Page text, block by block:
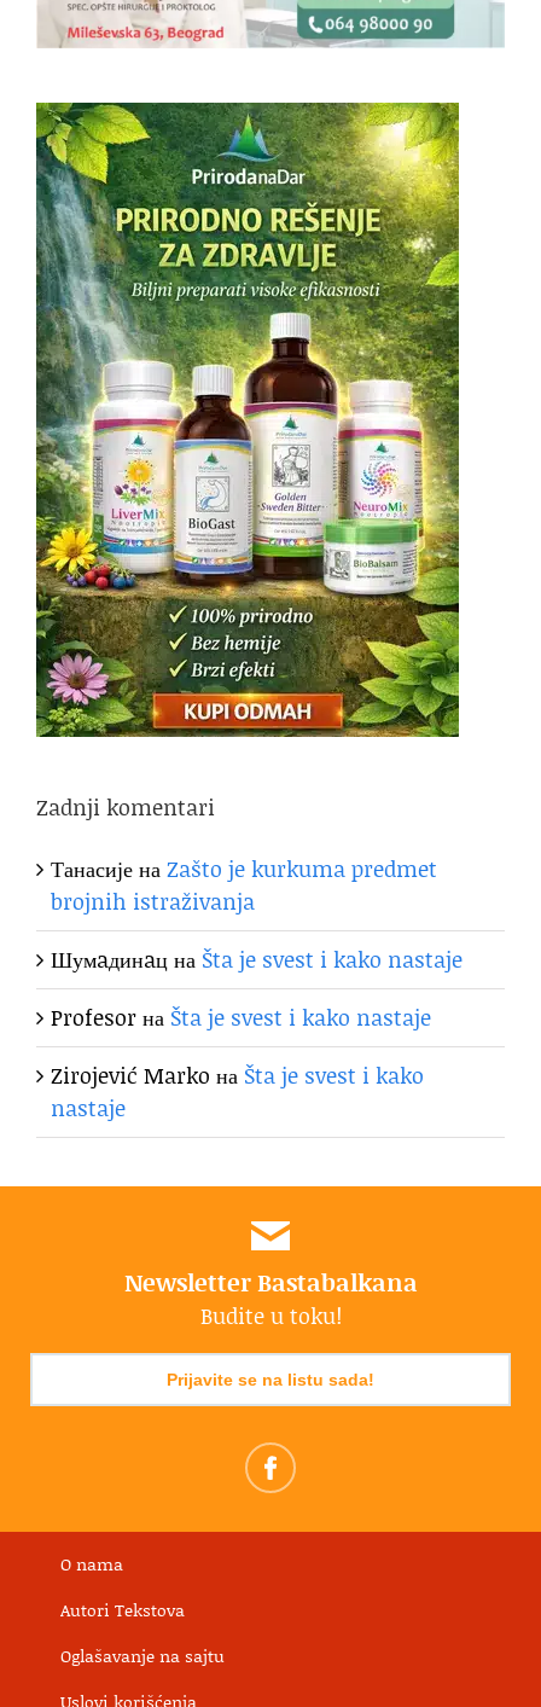
Zadnji komentari
ТанасијенаZašto je kurkuma predmet
brojnih istraživanja
Шумaдинaцна Šta je svest i kako nastaje
Profesorна Šta je svest i kako nastaje
Zirojević Marko на Šta je svest i kako
nastaje
Newsletter Bastabalkana
Budite u toku!
Prijavite se na listu sada!
O nama
Autori Tekstova
Oglašavanje na sajtu